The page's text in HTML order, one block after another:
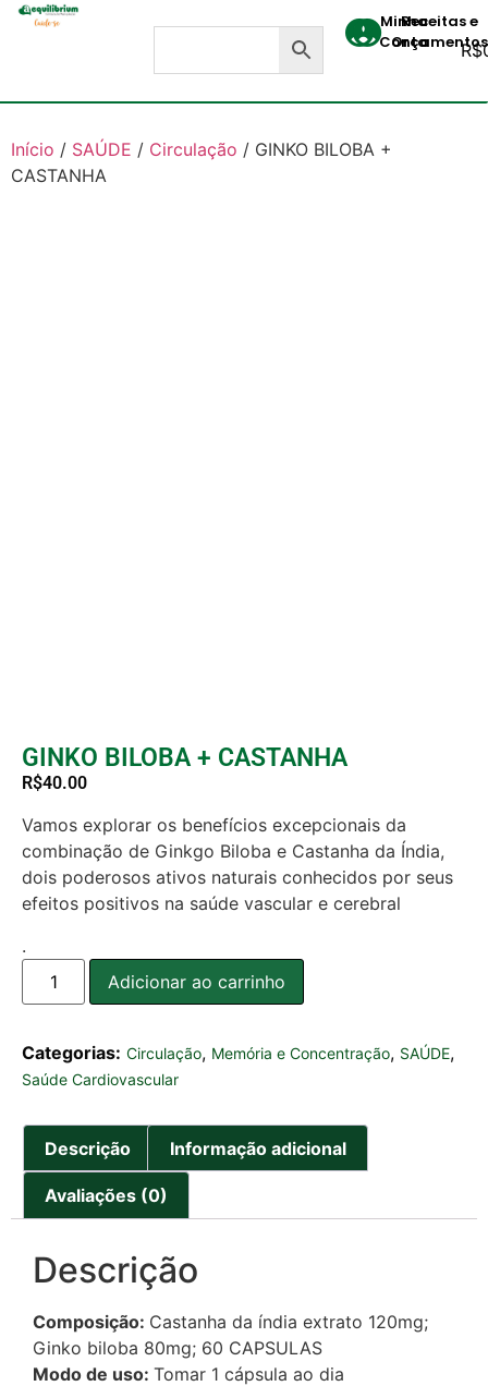
Minha
Conta
Receitas e
Orçamentos
R$
Início / SAÚDE / Circulação / GINKO BILOBA +
CASTANHA
GINKO BILOBA + CASTANHA
R$40.00
Vamos explorar os benefícios excepcionais da
combinação de Ginkgo Biloba e Castanha da Índia,
dois poderosos ativos naturais conhecidos por seus
efeitos positivos na saúde vascular e cerebral
.
Adicionar ao carrinho
Categorias: Circulação, Memória e Concentração, SAÚDE,
Saúde Cardiovascular
Descrição Informação adicional
Avaliações (0)
Descrição
Composição: Castanha da índia extrato 120mg;
Ginko biloba 80mg; 60 CAPSULAS
Modo de uso: Tomar 1 cápsula ao dia